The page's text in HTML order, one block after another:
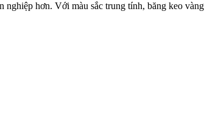
nghiệp hơn. Với màu sắc trung tính, băng keo vàng